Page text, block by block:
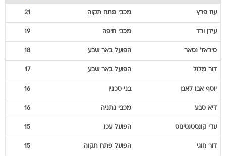
עוז פרץ מכבי פתח תקוה 21
עידן ורד מכבי חיפה 19
סיראז' נסאר הפועל באר שבע 18
דור מלול הפועל באר שבע 17
יוסף אבו לאבן בני סכנין 16
דיא סבע מכבי נתניה 16
עדי קונסטנטינוס הפועל עכו 15
דור חוגי הפועל פתח תקוה 15